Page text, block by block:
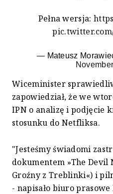
Pełna wersja:
— Mateusz
Wiceminister
zapowiedział, że we
IPN o analizę i podjęcie
stosunku do Netfliksa.
"Jesteśmy świadomi
dokumentem »The Devil
Groźny z Treblinki«) i
- napisało biuro